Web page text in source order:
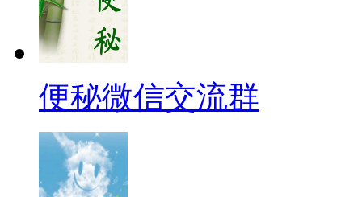
便秘微信交流群